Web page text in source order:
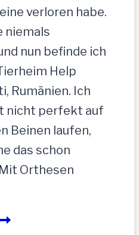
verloren habe.
niemals
nun befinde ich
Help
Rumänien. Ich
nicht perfekt auf
Beinen laufen,
das schon
Orthesen